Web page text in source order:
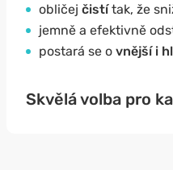
obličej čistítak, že
jemně a efektivně
postará se o vnější i
Skvělá volba pro